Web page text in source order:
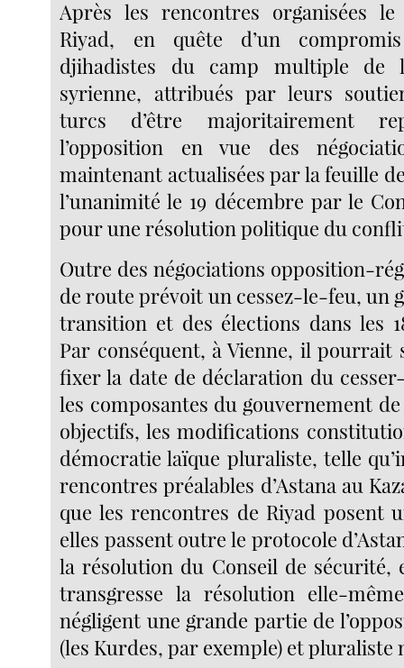
Après les rencontres organisées
Riyad, en quête d’un
djihadistes du camp multiple de
syrienne, attribués par leurs
turcs d’être majoritairement
l’opposition en vue des
maintenant actualisées par la feuille
l’unanimité le 19 décembre par le
pour une résolution politique du
Outre des négociations opposition-
de route prévoit un cessez-le-feu, un
transition et des élections dans les
Par conséquent, à Vienne, il pourrait
fixer la date de déclaration du
les composantes du gouvernement
objectifs, les modifications
démocratie laïque pluraliste, telle
rencontres préalables d’Astana au
que les rencontres de Riyad posent
elles passent outre le protocole
la résolution du Conseil de sécurité,
transgresse la résolution elle-
négligent une grande partie de
(les Kurdes, par exemple) et pluraliste